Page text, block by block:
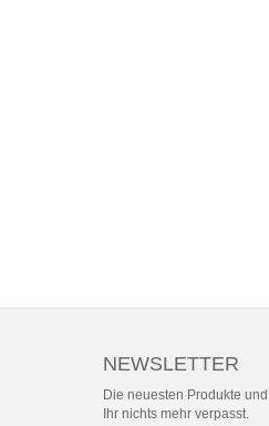
NEWSLETTER
Die neuesten Produkte
Ihr nichts mehr verpasst.